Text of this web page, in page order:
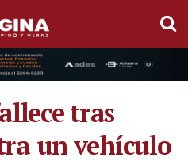
tras
un vehículo